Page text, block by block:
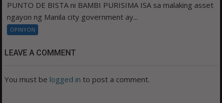
PUNTO DE BISTA ni BAMBI PURISIMA ISA sa malaking asset
ngayon ng Manila city government ay...
OPINYON
LEAVE A COMMENT
You must be logged in to post a comment.